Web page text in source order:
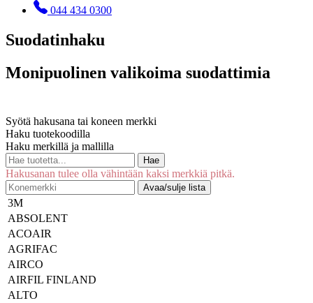
044 434 0300
Suodatinhaku
Monipuolinen valikoima suodattimia
Syötä hakusana tai koneen merkki
Haku tuotekoodilla
Haku merkillä ja mallilla
Hae
Hakusanan tulee olla vähintään kaksi merkkiä pitkä.
Avaa/sulje lista
3M
ABSOLENT
ACOAIR
AGRIFAC
AIRCO
AIRFIL FINLAND
ALTO